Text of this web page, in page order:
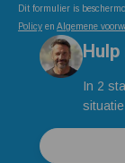
Dit formulier is
Policy en Algemene
In 2